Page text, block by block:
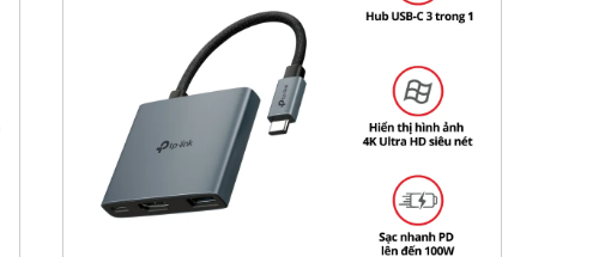
- Sạc nhanh 100W mạnh mẽ: Cắm cáp sạc vào UH9120C và
liên tục cung cấp công suất lên đến 100W cho PC của bạn
trong khi truyền tệp hoặc phát trực tuyến phương tiện.
- Truyền dữ liệu SuperSpeed 5 Gbps: UH9120C bổ sung
thêm nhiều cổng USB 3.0 cho thiết bị của bạn, cho phép sử
dụng đồng thời nhiều thiết bị USB.
- Dễ sử dụng với Plug & Play: Chỉ cần cắm vào và bắt đầu
sử dụng sau vài giây, nhờ cài đặt không cần trình điều khiển
với Mac OS X El Capitan Phiên bản 10.11.6 trở lên, Windows
11/10/8.1, Linux OS, iPad OS, iOS, Android, Chrome OS và